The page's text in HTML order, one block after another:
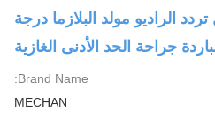
الراديو مولد البلازما درجة
جراحة الحد الأدنى الغازية
Brand Name:
MECHAN